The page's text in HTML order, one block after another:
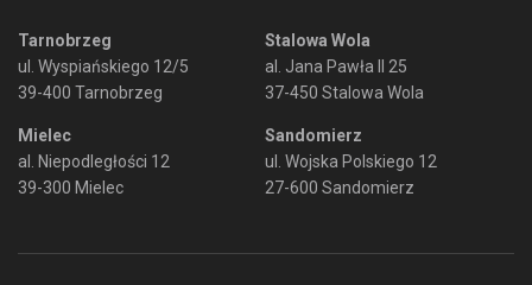
Tarnobrzeg
ul. Wyspiańskiego 12/5
39-400 Tarnobrzeg
Mielec
al. Niepodległości 12
39-300 Mielec
Stalowa Wola
al. Jana Pawła II 25
37-450 Stalowa Wola
Sandomierz
ul. Wojska Polskiego 12
27-600 Sandomierz